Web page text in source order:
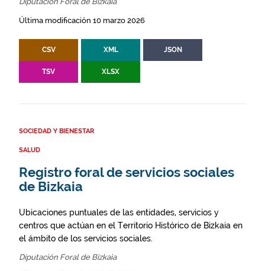
Última modificación 10 marzo 2026
CSV XML JSON
TSV XLSX
SOCIEDAD Y BIENESTAR
SALUD
Registro foral de servicios sociales
de Bizkaia
Ubicaciones puntuales de las entidades, servicios y
centros que actúan en el Territorio Histórico de Bizkaia en
el ámbito de los servicios sociales.
Diputación Foral de Bizkaia